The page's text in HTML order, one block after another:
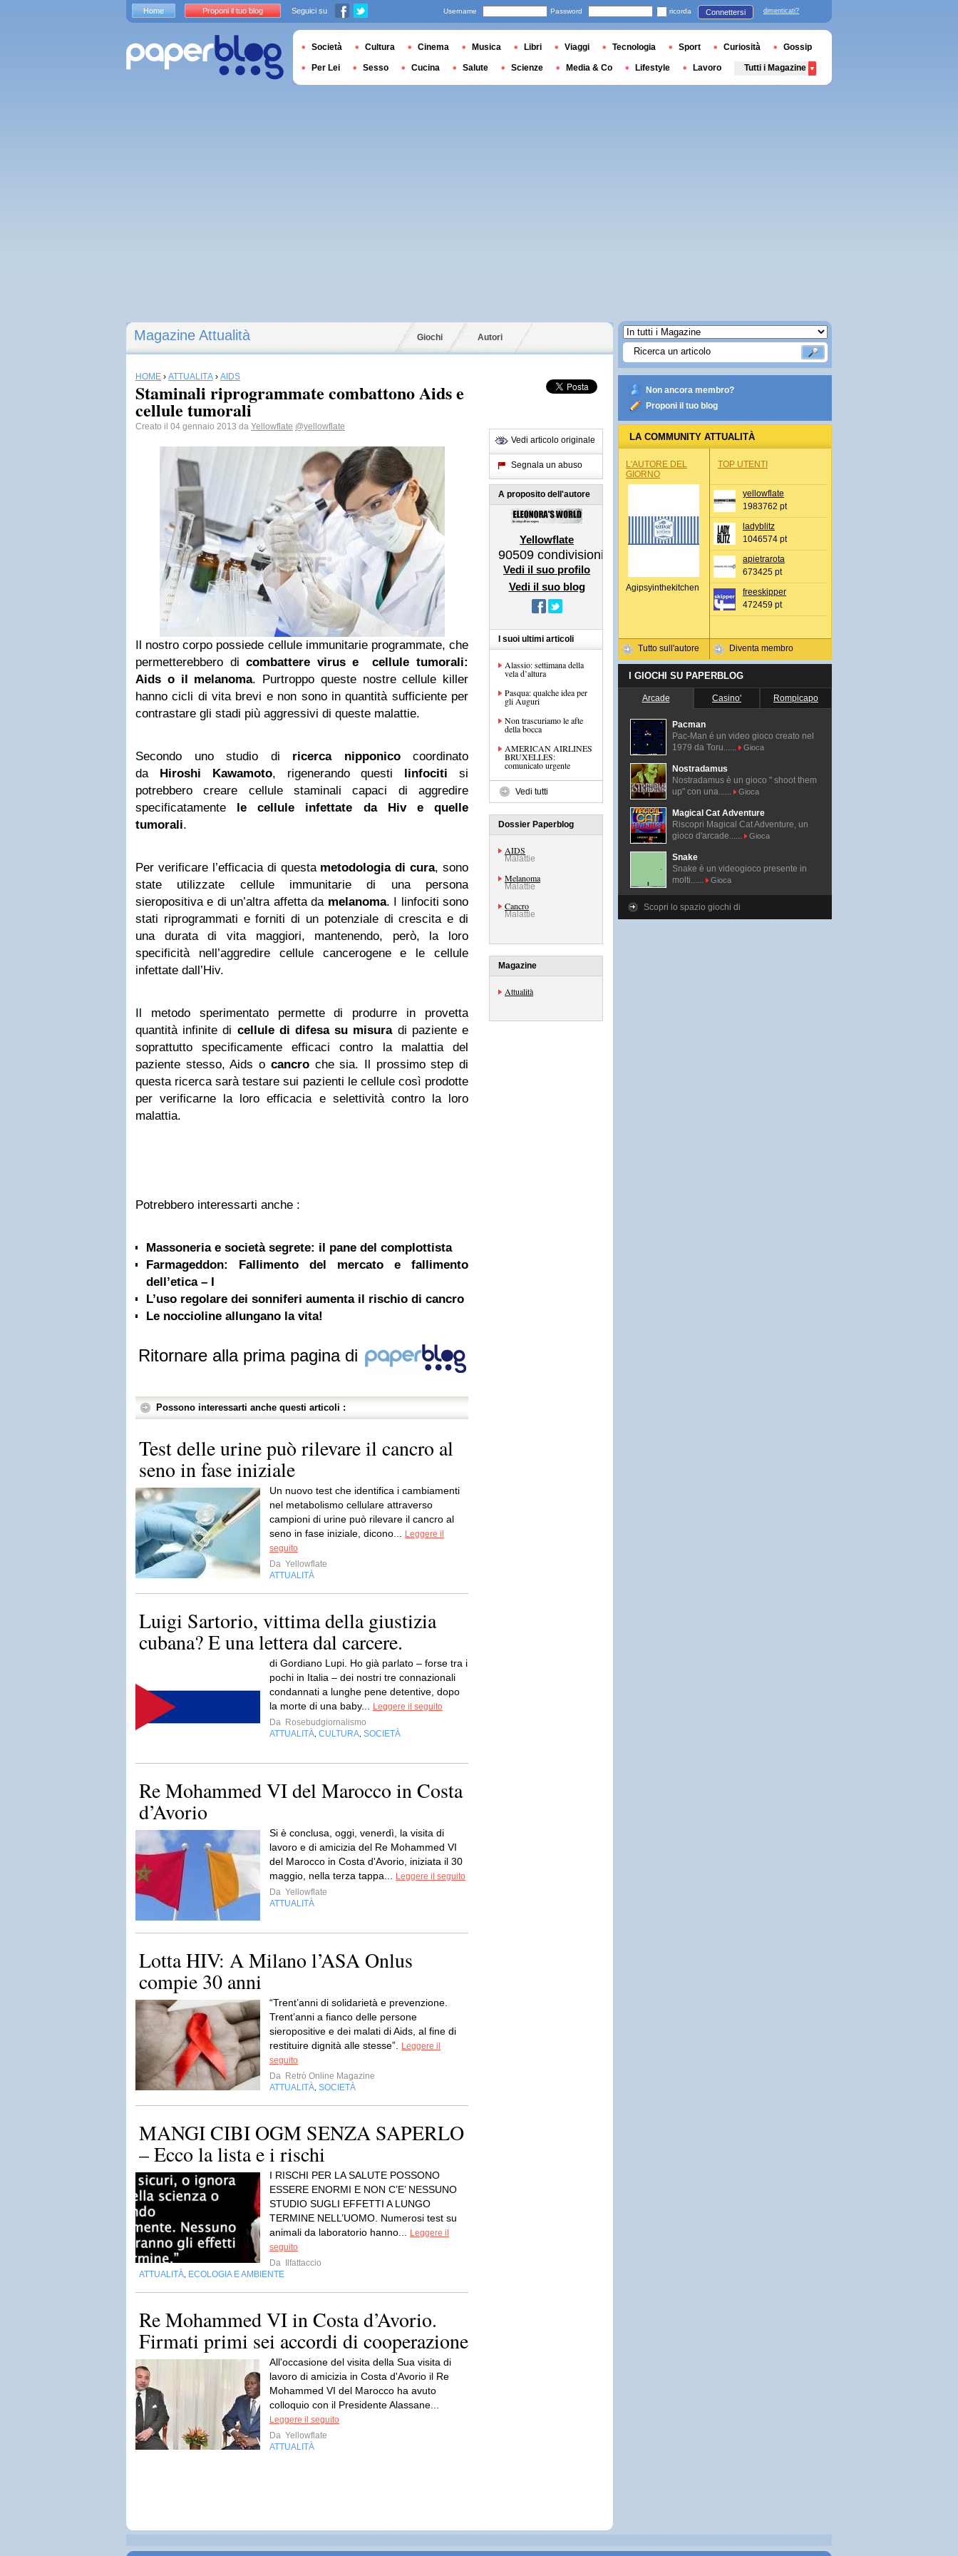
Magazine Attualità Giochi Autori
HOME › ATTUALITÀ › AIDS
Staminali riprogrammate combattono Aids e
cellule tumorali
Creato il 04 gennaio 2013 da Yellowflate @yellowflate
Il nostro corpo possiede cellule immunitarie programmate, che
permetterebbero dicombattere virus e cellule tumorali:
Aids o il melanoma. Purtroppo queste nostre cellule killer
hanno cicli di vita brevi e non sono in quantità sufficiente per
contrastare gli stadi più aggressivi di queste malattie.
Secondo uno studio di ricerca nipponicocoordinato
da Hiroshi Kawamoto, rigenerando questi linfociti si
potrebbero creare cellule staminali capaci di aggredire
specificatamente le cellule infettate da Hiv e quelle
tumorali.
Per verificare l’efficacia di questa metodologia di cura, sono
state utilizzate cellule immunitarie di una persona
sieropositiva e di un’altra affetta da melanoma. I linfociti sono
stati riprogrammati e forniti di un potenziale di crescita e di
una durata di vita maggiori, mantenendo, però, la loro
specificità nell’aggredire cellule cancerogene e le cellule
infettate dall’Hiv.
Il metodo sperimentato permette di produrre in provetta
quantità infinite di cellule di difesa su misuradi paziente e
soprattutto specificamente efficaci contro la malattia del
paziente stesso, Aids o cancroche sia. Il prossimo step di
questa ricerca sarà testare sui pazienti le cellule così prodotte
per verificarne la loro efficacia e selettività contro la loro
malattia.
Potrebbero interessarti anche :
Massoneria e società segrete: il pane del complottista
Farmageddon: Fallimento del mercato e fallimento
dell’etica – I
L’uso regolare dei sonniferi aumenta il rischio di cancro
Le noccioline allungano la vita!
Ritornare alla prima pagina di
Possono interessarti anche questi articoli :
Test delle urine può rilevare il cancro al
seno in fase iniziale
Un nuovo test che identifica i cambiamenti
nel metabolismo cellulare attraverso
campioni di urine può rilevare il cancro al
seno in fase iniziale, dicono...
Leggere il
seguito
Da Yellowflate
ATTUALITÀ
Luigi Sartorio, vittima della giustizia
cubana? E una lettera dal carcere.
di Gordiano Lupi. Ho già parlato – forse tra i
pochi in Italia – dei nostri tre connazionali
condannati a lunghe pene detentive, dopo
la morte di una baby...
Leggere il seguito
Da Rosebudgiornalismo
ATTUALITÀ CULTURA SOCIETÀ
Re Mohammed VI del Marocco in Costa
d’Avorio
Si è conclusa, oggi, venerdì, la visita di
lavoro e di amicizia del Re Mohammed VI
del Marocco in Costa d'Avorio, iniziata il 30
maggio, nella terza tappa...
Leggere il seguito
Da Yellowflate
ATTUALITÀ
Lotta HIV: A Milano l’ASA Onlus
compie 30 anni
“Trent’anni di solidarietà e prevenzione.
Trent’anni a fianco delle persone
sieropositive e dei malati di Aids, al fine di
restituire dignità alle stesse”.
Leggere il
seguito
Da Retrò Online Magazine
ATTUALITÀ SOCIETÀ
MANGI CIBI OGM SENZA SAPERLO
– Ecco la lista e i rischi
I RISCHI PER LA SALUTE POSSONO
ESSERE ENORMI E NON C’E’ NESSUNO
STUDIO SUGLI EFFETTI A LUNGO
TERMINE NELL’UOMO. Numerosi test su
animali da laboratorio hanno...
Leggere il
seguito
Da
Ilfattaccio
ATTUALITÀ ECOLOGIA E AMBIENTE
Re Mohammed VI in Costa d’Avorio.
Firmati primi sei accordi di cooperazione
All'occasione del visita della Sua visita di
lavoro di amicizia in Costa d'Avorio il Re
Mohammed VI del Marocco ha avuto
colloquio con il Presidente Alassane...
Leggere il seguito
Da Yellowflate
ATTUALITÀ
Vedi articolo originale
Segnala un abuso
A proposito dell'autore
Yellowflate
90509 condivisioni
Vedi il suo profilo
Vedi il suo blog
I suoi ultimi articoli
Alassio: settimana della
vela d’altura
Pasqua: qualche idea per
gli Auguri
Non trascuriamo le afte
della bocca
AMERICAN AIRLINES
BRUXELLES:
comunicato urgente
Vedi tutti
Dossier Paperblog
AIDS
Malattie
Melanoma
Malattie
Cancro
Malattie
Magazine
Attualità
Non ancora membro?
Proponi il tuo blog
LA COMMUNITY ATTUALITÀ
L'AUTORE DEL
GIORNO
Agipsyinthekitchen
Tutto sull'autore
TOP UTENTI
yellowflate
1983762 pt
ladyblitz
1046574 pt
apietrarota
673425 pt
freeskipper
472459 pt
Diventa membro
I GIOCHI SU PAPERBLOG
Arcade Casino' Rompicapo
Pacman
Pac-Man é un video gioco creato nel
1979 da Toru......
Gioca
Nostradamus
Nostradamus è un gioco " shoot them
up" con una......
Gioca
Magical Cat Adventure
Riscopri Magical Cat Adventure, un
gioco d'arcade......
Gioca
Snake
Snake è un videogioco presente in
molti......
Gioca
Scopri lo spazio giochi di
Home Proponi il tuo blog Seguici su Username Password ricorda Connettersi dimenticati?
Società Cultura Cinema Musica Libri Viaggi Tecnologia Sport Curiosità Gossip
Per Lei Sesso Cucina Salute Scienze Media & Co Lifestyle Lavoro Tutti i Magazine